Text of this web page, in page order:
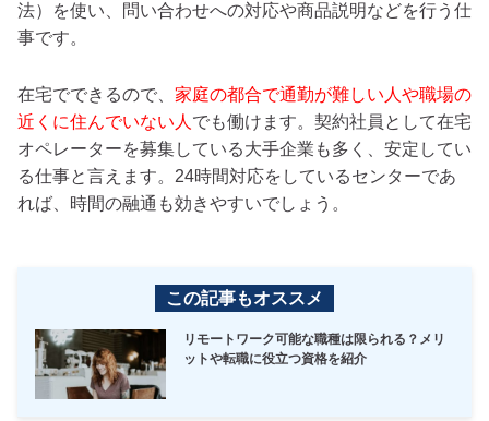
法）を使い、問い合わせへの対応や商品説明などを行う仕
事です。
在宅でできるので、 家庭の都合で通勤が難しい人や職場の
近くに住んでいない人でも働けます。契約社員として在宅
オペレーターを募集している大手企業も多く、安定してい
る仕事と言えます。24時間対応をしているセンターであ
れば、時間の融通も効きやすいでしょう。
この記事もオススメ
リモートワーク可能な職種は限られる？メリ
ットや転職に役立つ資格を紹介